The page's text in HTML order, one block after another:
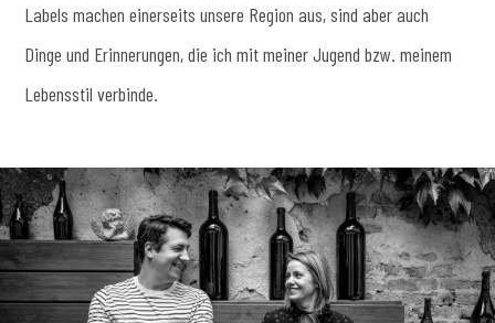
Labels machen einerseits unsere Region aus, sind aber auch
Dinge und Erinnerungen, die ich mit meiner Jugend bzw. meinem
Lebensstil verbinde.